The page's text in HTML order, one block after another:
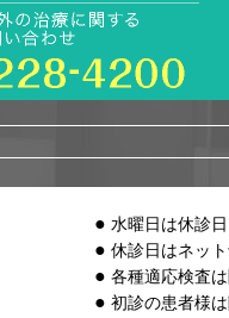
水曜日は休診日
休診日はネッ
各種適応検査
初診の患者様